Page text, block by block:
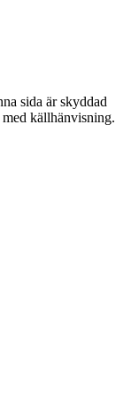
sida är skyddad
källhänvisning.